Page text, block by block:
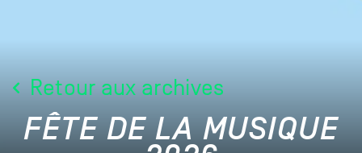
Retour aux archives
FÊTE DE LA MUSIQUE